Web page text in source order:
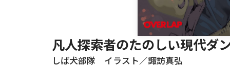
凡人探索者のたのしい現代ダ
しば犬部隊 イラスト／諏訪真弘